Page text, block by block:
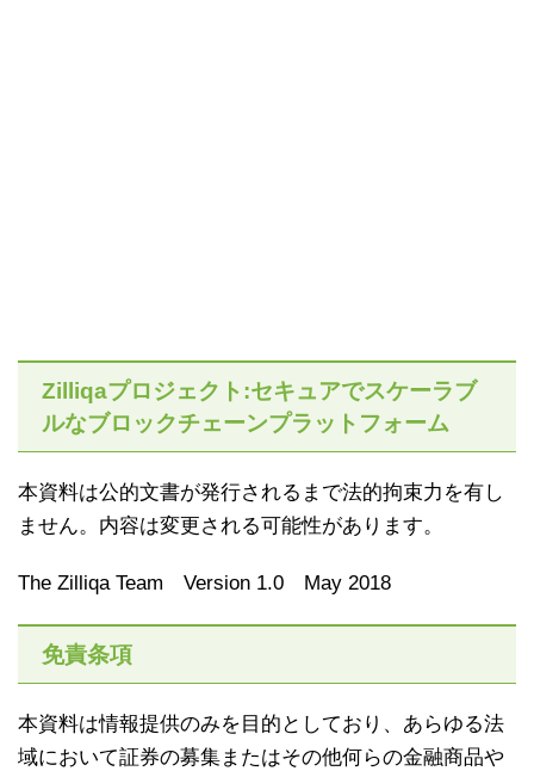
Zilliqaプロジェクト:セキュアでスケーラブ
ルなブロックチェーンプラットフォーム
本資料は公的文書が発行されるまで法的拘束力を有し
ません。内容は変更される可能性があります。
The Zilliqa Team Version 1.0 May 2018
免責条項
本資料は情報提供のみを目的としており、あらゆる法
域において証券の募集またはその他何らの金融商品や